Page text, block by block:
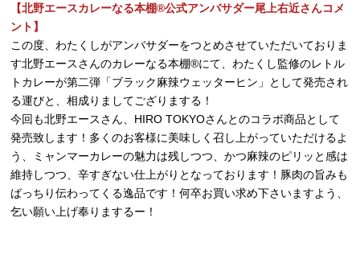
【北野エースカレーなる本棚®公式アンバサダー尾上右近さんコメ
ント】
この度、わたくしがアンバサダーをつとめさせていただいておりま
す北野エースさんのカレーなる本棚®にて、わたくし監修のレトル
トカレーが第二弾「ブラック麻辣ウェッターヒン」として発売され
る運びと、相成りましてござりまする！
今回も北野エースさん、HIRO TOKYOさんとのコラボ商品として
発売致します！多くのお客様に美味しく召し上がっていただけるよ
う、ミャンマーカレーの魅力は残しつつ、かつ麻辣のピリッと感は
維持しつつ、辛すぎない仕上がりとなっております！豚肉の旨みも
ばっちり伝わってくる逸品です！何卒お買い求め下さいますよう、
乞い願い上げ奉りまするー！